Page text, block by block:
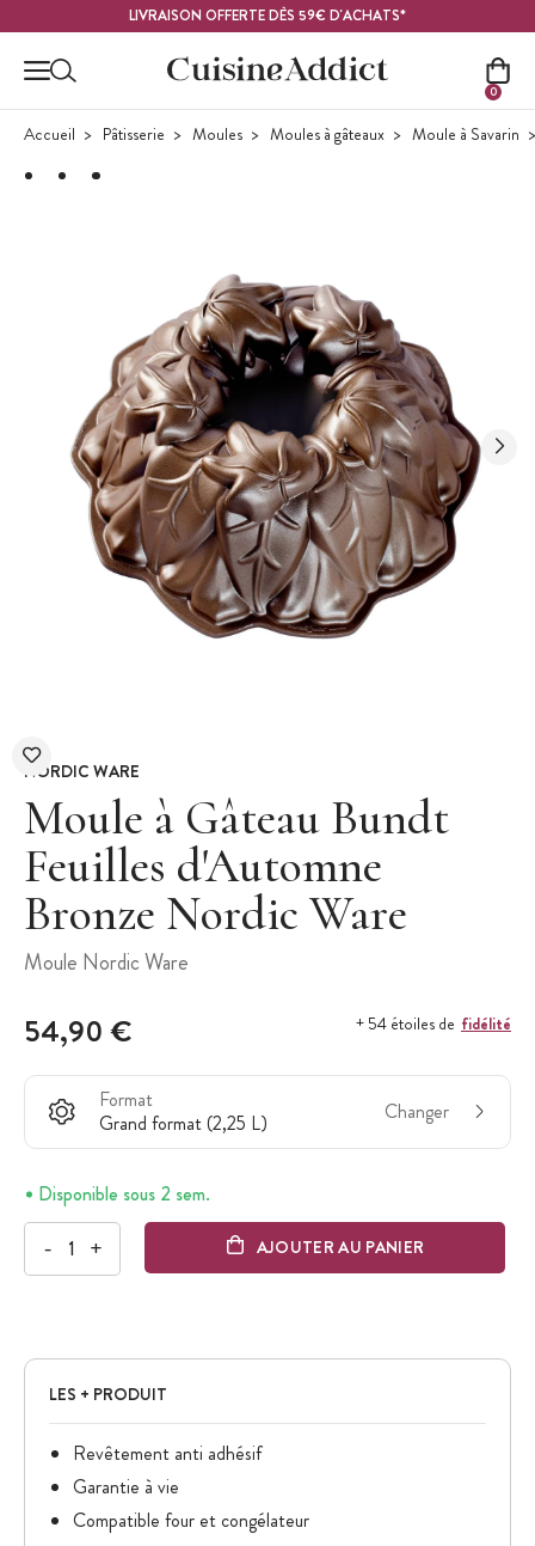
LIVRAISON OFFERTE DÈS 59€ D'ACHATS*
0
Accueil Pâtisserie Moules Moules à gâteaux Moule à Savarin
NORDIC WARE
Moule à Gâteau Bundt
Feuilles d'Automne
Bronze Nordic Ware
Moule Nordic Ware
54,90 € + 54 étoiles de fidélité
Format
Grand format (2,25 L)
Changer
Disponible sous 2 sem.
- + AJOUTER AU PANIER
LES + PRODUIT
Revêtement anti adhésif
Garantie à vie
Compatible four et congélateur